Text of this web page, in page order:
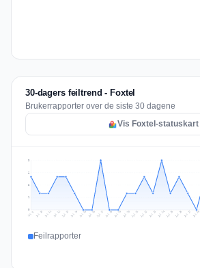
30-dagers feiltrend - Foxtel
Brukerrapporter over de siste 30 dagene
Vis Foxtel-statuskart
1
2
2
3
Jul 9 Jul 10 Jul 11 Jul 12 Jul 13 Jul 14 Jul 15 Jul 16 Jul 17 Jul 18 Jul 19 Jul 20 Jul 21 Jul 22 Jul 23 Jul 24 Jul 25 Jul 26 Jul 27 Jul 28
Feilrapporter